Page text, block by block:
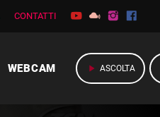
CONTATTI
WEBCAM play_arrow ASCOLTA